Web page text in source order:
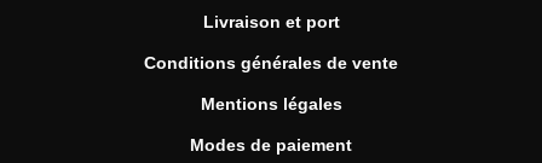
Livraison et port
Conditions générales de vente
Mentions légales
Modes de paiement